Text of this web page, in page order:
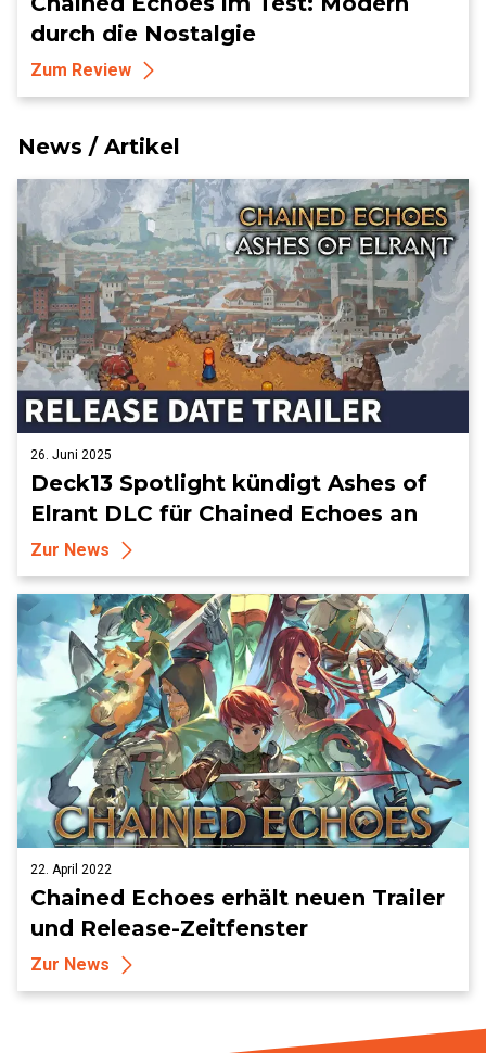
durch die Nostalgie
Zum Review
News / Artikel
26. Juni 2025
Deck13 Spotlight kündigt Ashes of
Elrant DLC für Chained Echoes an
Zur News
22. April 2022
Chained Echoes erhält neuen Trailer
und Release-Zeitfenster
Zur News